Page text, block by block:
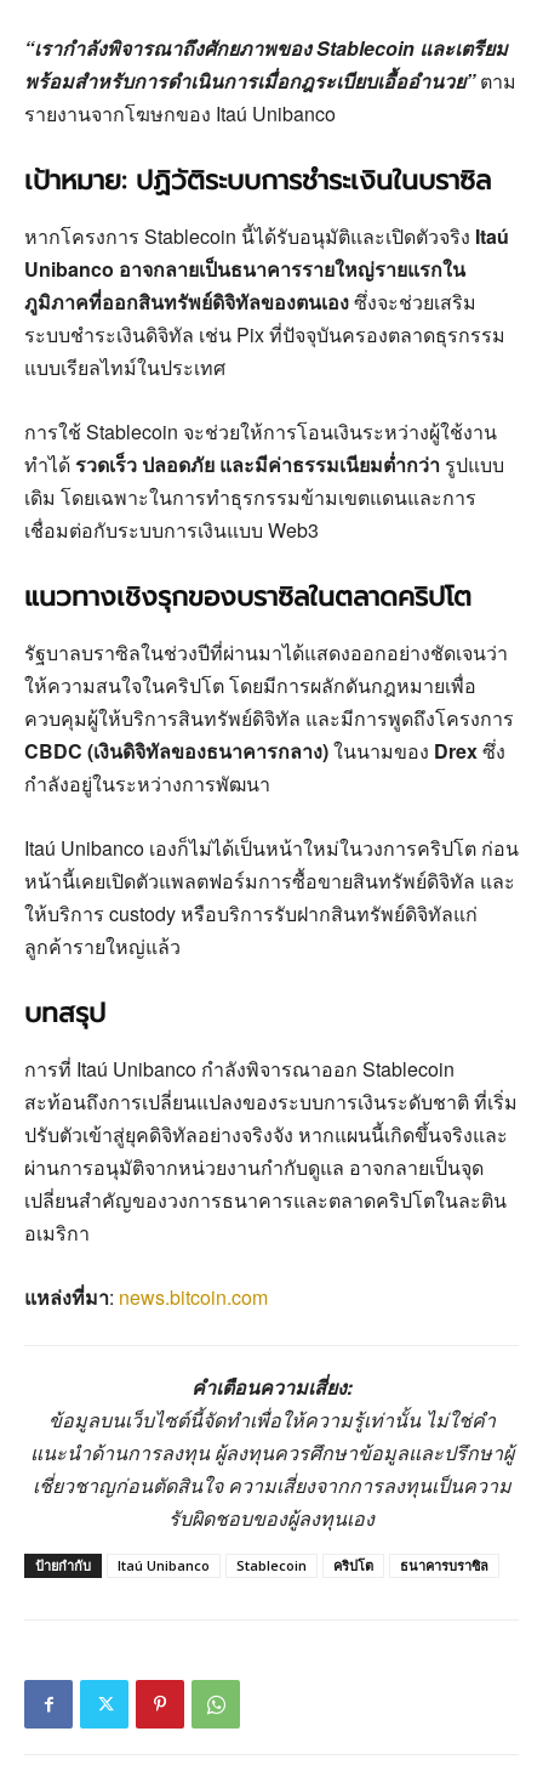
“เรากำลังพิจารณาถึงศักยภาพของ Stablecoin และเตรียม
พร้อมสำหรับการดำเนินการเมื่อกฎระเบียบเอื้ออำนวย”ตาม
รายงานจากโฆษกของ Itaú Unibanco
เป้าหมาย: ปฏิวัติระบบการชำระเงินในบราซิล
หากโครงการ Stablecoin นี้ได้รับอนุมัติและเปิดตัวจริง Itaú
Unibanco อาจกลายเป็นธนาคารรายใหญ่รายแรกใน
ภูมิภาคที่ออกสินทรัพย์ดิจิทัลของตนเองซึ่งจะช่วยเสริม
ระบบชำระเงินดิจิทัล เช่น Pix ที่ปัจจุบันครองตลาดธุรกรรม
แบบเรียลไทม์ในประเทศ
การใช้ Stablecoin จะช่วยให้การโอนเงินระหว่างผู้ใช้งาน
ทำได้ รวดเร็ว ปลอดภัย และมีค่าธรรมเนียมต่ำกว่า รูปแบบ
เดิม โดยเฉพาะในการทำธุรกรรมข้ามเขตแดนและการ
เชื่อมต่อกับระบบการเงินแบบ Web3
แนวทางเชิงรุกของบราซิลในตลาดคริปโต
รัฐบาลบราซิลในช่วงปีที่ผ่านมาได้แสดงออกอย่างชัดเจนว่า
ให้ความสนใจในคริปโต โดยมีการผลักดันกฎหมายเพื่อ
ควบคุมผู้ให้บริการสินทรัพย์ดิจิทัล และมีการพูดถึงโครงการ
CBDC (เงินดิจิทัลของธนาคารกลาง)ในนามของ Drexซึ่ง
กำลังอยู่ในระหว่างการพัฒนา
Itaú Unibanco เองก็ไม่ได้เป็นหน้าใหม่ในวงการคริปโต ก่อน
หน้านี้เคยเปิดตัวแพลตฟอร์มการซื้อขายสินทรัพย์ดิจิทัล และ
ให้บริการ custody หรือบริการรับฝากสินทรัพย์ดิจิทัลแก่
ลูกค้ารายใหญ่แล้ว
บทสรุป
การที่ Itaú Unibanco กำลังพิจารณาออก Stablecoin
สะท้อนถึงการเปลี่ยนแปลงของระบบการเงินระดับชาติ ที่เริ่ม
ปรับตัวเข้าสู่ยุคดิจิทัลอย่างจริงจัง หากแผนนี้เกิดขึ้นจริงและ
ผ่านการอนุมัติจากหน่วยงานกำกับดูแล อาจกลายเป็นจุด
เปลี่ยนสำคัญของวงการธนาคารและตลาดคริปโตในละติน
อเมริกา
แหล่งที่มา: news.bitcoin.com
คำเตือนความเสี่ยง:
ข้อมูลบนเว็บไซต์นี้จัดทำเพื่อให้ความรู้เท่านั้น ไม่ใช่คำ
แนะนำด้านการลงทุน ผู้ลงทุนควรศึกษาข้อมูลและปรึกษาผู้
เชี่ยวชาญก่อนตัดสินใจ ความเสี่ยงจากการลงทุนเป็นความ
รับผิดชอบของผู้ลงทุนเอง
ป้ายกำกับ Itaú Unibanco Stablecoin คริปโต ธนาคารบราซิล